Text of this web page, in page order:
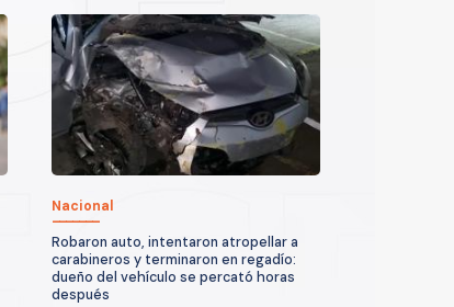
Nacional
Robaron auto, intentaron atropellar a
carabineros y terminaron en regadío:
dueño del vehículo se percató horas
después